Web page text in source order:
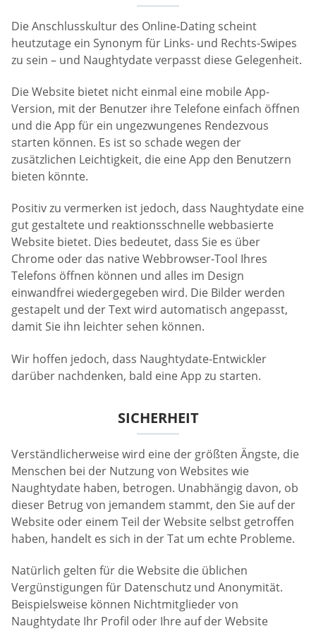
Die Anschlusskultur des Online-Dating scheint
heutzutage ein Synonym für Links- und Rechts-Swipes
zu sein – und Naughtydate verpasst diese Gelegenheit.
Die Website bietet nicht einmal eine mobile App-
Version, mit der Benutzer ihre Telefone einfach öffnen
und die App für ein ungezwungenes Rendezvous
starten können. Es ist so schade wegen der
zusätzlichen Leichtigkeit, die eine App den Benutzern
bieten könnte.
Positiv zu vermerken ist jedoch, dass Naughtydate eine
gut gestaltete und reaktionsschnelle webbasierte
Website bietet. Dies bedeutet, dass Sie es über
Chrome oder das native Webbrowser-Tool Ihres
Telefons öffnen können und alles im Design
einwandfrei wiedergegeben wird. Die Bilder werden
gestapelt und der Text wird automatisch angepasst,
damit Sie ihn leichter sehen können.
Wir hoffen jedoch, dass Naughtydate-Entwickler
darüber nachdenken, bald eine App zu starten.
SICHERHEIT
Verständlicherweise wird eine der größten Ängste, die
Menschen bei der Nutzung von Websites wie
Naughtydate haben, betrogen. Unabhängig davon, ob
dieser Betrug von jemandem stammt, den Sie auf der
Website oder einem Teil der Website selbst getroffen
haben, handelt es sich in der Tat um echte Probleme.
Natürlich gelten für die Website die üblichen
Vergünstigungen für Datenschutz und Anonymität.
Beispielsweise können Nichtmitglieder von
Naughtydate Ihr Profil oder Ihre auf der Website